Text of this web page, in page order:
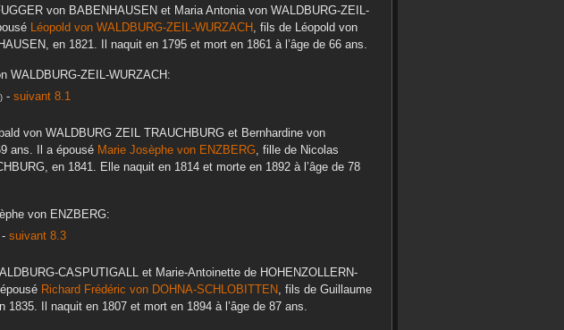
von BABENHAUSEN et Maria Antoniavon WALDBURG-ZEIL-
Léopold von WALDBURG-ZEIL-WURZACH , fils de Léopold von
, en 1821. Il naquit en 1795 et mort en 1861 à l’âge de 66 ans.
WALDBURG-ZEIL-WURZACH :
)- suivant 8.1
von WALDBURG ZEIL TRAUCHBURG et Bernhardine von
ans. Il a épousé Marie Josèphe von ENZBERG, fille de Nicolas
, en 1841. Elle naquit en 1814 et morte en 1892 à l’âge de 78
von ENZBERG:
suivant 8.3
CASPUTIGALL et Marie-Antoinette de HOHENZOLLERN-
Richard Frédéric von DOHNA-SCHLOBITTEN, fils de Guillaume
1835. Il naquit en 1807 et mort en 1894 à l’âge de 87 ans.